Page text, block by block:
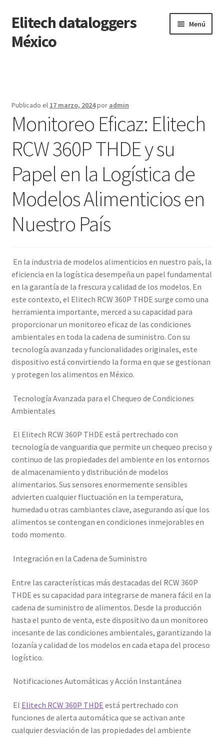
Saltar
a
navegación
Ir
al
contenido
Elitech dataloggers
México
Menú
Finalizar compra
Mi cuenta
Página de ejemplo
Tienda
Publicado el 17 marzo, 2024por admin
Monitoreo Eficaz: Elitech
RCW 360P THDE y su
Papel en la Logística de
Modelos Alimenticios en
Nuestro País
En la industria de modelos alimenticios en nuestro país, la
eficiencia en la logística desempeña un papel fundamental
en la garantía de la frescura y calidad de los modelos. En
este contexto, el Elitech RCW 360P THDE surge como una
herramienta importante, merced a su capacidad para
proporcionar un monitoreo eficaz de las condiciones
ambientales en toda la cadena de suministro. Con su
tecnología avanzada y funcionalidades originales, este
dispositivo está convirtiendo la forma en que se gestionan
y protegen los alimentos en México.
Tecnología Avanzada para el Chequeo de Condiciones
Ambientales
El Elitech RCW 360P THDE está pertrechado con
tecnología de vanguardia que permite un chequeo preciso y
continuo de las propiedades del ambiente en los entornos
de almacenamiento y distribución de modelos
alimentarios. Sus sensores enormemente sensibles
advierten cualquier fluctuación en la temperatura,
humedad u otras cambiantes clave, asegurando así que los
alimentos se contengan en condiciones inmejorables en
todo momento.
Integración en la Cadena de Suministro
Entre las características más destacadas del RCW 360P
THDE es su capacidad para integrarse de manera fácil en la
cadena de suministro de alimentos. Desde la producción
hasta el punto de venta, este dispositivo da un monitoreo
incesante de las condiciones ambientales, garantizando la
lozanía y calidad de los modelos en cada etapa del proceso
logístico.
Notificaciones Automáticas y Acción Instantánea
El Elitech RCW 360P THDE está pertrechado con
funciones de alerta automática que se activan ante
cualquier desviación de las propiedades del ambiente